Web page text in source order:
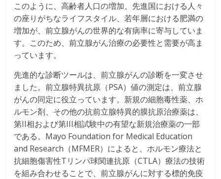
このように、高齢者人口の増加、先進国における人々
の座りがちなライフスタイル、若年層における肥満の
増加が、前立腺がんの世界的な有病率に寄与していま
す。このため、前立腺がん治療の必要性と需要が高ま
っています。
先進的な診断ツールは、前立腺がんの診断を一変させ
ました。前立腺特異抗原（PSA）値の測定は、前立腺
がんの同定に役立っています。新規の細胞毒性薬、ホ
ルモン剤、その他の抗前立腺特異的膜抗原治療薬は、
第II相および第III相試験中の有望な新規治療薬の一部
である。Mayo Foundation for Medical Education
and Research（MFMER）によると、ホルモン療法と
抗細胞傷害性Tリンパ球関連抗原（CTLA）療法の技術
を組み合わせることで、前立腺がんに対する標的免疫